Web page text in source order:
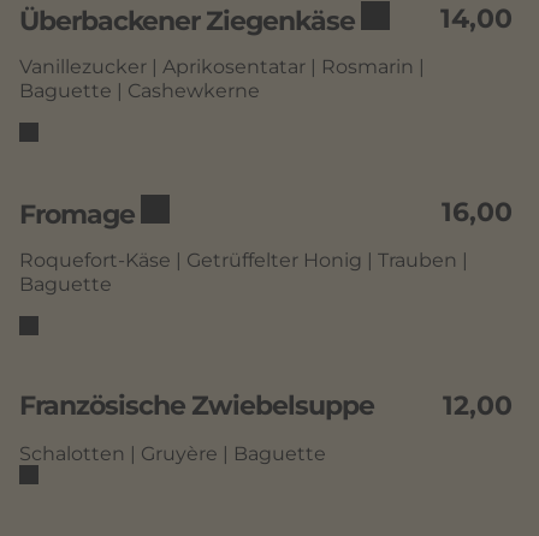
Überbackener Ziegenkäse 14,00
Vanillezucker | Aprikosentatar | Rosmarin |
Baguette | Cashewkerne
Fromage 16,00
Roquefort-Käse | Getrüffelter Honig | Trauben |
Baguette
Französische Zwiebelsuppe 12,00
Schalotten | Gruyère | Baguette